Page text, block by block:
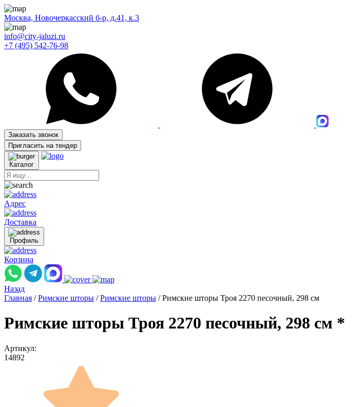
Москва, Новочеркасский б-р, д.41, к.3
info@city-jaluzi.ru
+7 (495) 542-76-98
Заказать звонок
Пригласить на тендер
Каталог
Адрес
Доставка
Профиль
Корзина
Назад
Главная / Римские шторы / Римские шторы / Римские шторы Троя 2270 песочный, 298 см
Римские шторы Троя 2270 песочный, 298 см *
Артикул:
14892